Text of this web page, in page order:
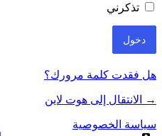
تذكرني
هل فقدت كلمة مرورك؟
→ الانتقال إلى هوت لاين
سياسة الخصوصية